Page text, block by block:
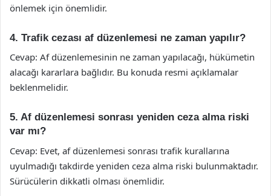
önlemek için önemlidir.
4. Trafik cezası af düzenlemesi ne zaman yapılır?
Cevap: Af düzenlemesinin ne zaman yapılacağı, hükümetin
alacağı kararlara bağlıdır. Bu konuda resmi açıklamalar
beklenmelidir.
5. Af düzenlemesi sonrası yeniden ceza alma riski
var mı?
Cevap: Evet, af düzenlemesi sonrası trafik kurallarına
uyulmadığı takdirde yeniden ceza alma riski bulunmaktadır.
Sürücülerin dikkatli olması önemlidir.